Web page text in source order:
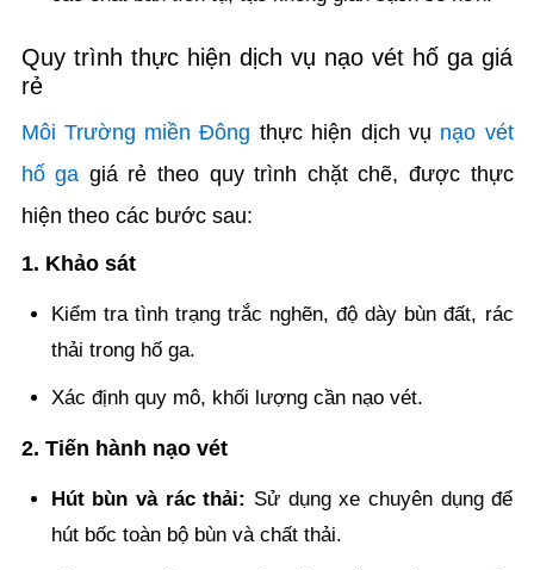
Quy trình thực hiện dịch vụ nạo vét hố ga giá
rẻ
Môi Trường miền Đông thực hiện dịch vụ nạo vét
hố ga giá rẻ theo quy trình chặt chẽ, được thực
hiện theo các bước sau:
1. Khảo sát
Kiểm tra tình trạng trắc nghẽn, độ dày bùn đất, rác
thải trong hố ga.
Xác định quy mô, khối lượng cần nạo vét.
2. Tiến hành nạo vét
Hút bùn và rác thải: Sử dụng xe chuyên dụng để
hút bốc toàn bộ bùn và chất thải.